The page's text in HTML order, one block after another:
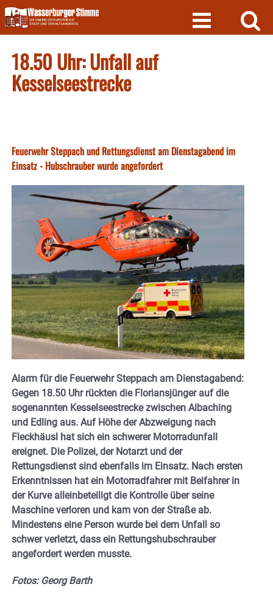
Skip
to
content
18.50 Uhr: Unfall auf
Kesselseestrecke
Feuerwehr Steppach und Rettungsdienst am Dienstagabend im
Einsatz - Hubschrauber wurde angefordert
Alarm für die Feuerwehr Steppach am Dienstagabend:
Gegen 18.50 Uhr rückten die Floriansjünger auf die
sogenannten Kesselseestrecke zwischen Albaching
und Edling aus. Auf Höhe der Abzweigung nach
Fleckhäusl hat sich ein schwerer Motorradunfall
ereignet. Die Polizei, der Notarzt und der
Rettungsdienst sind ebenfalls im Einsatz. Nach ersten
Erkenntnissen hat ein Motorradfahrer mit Beifahrer in
der Kurve alleinbeteiligt die Kontrolle über seine
Maschine verloren und kam von der Straße ab.
Mindestens eine Person wurde bei dem Unfall so
schwer verletzt, dass ein Rettungshubschrauber
angefordert werden musste.
Fotos: Georg Barth